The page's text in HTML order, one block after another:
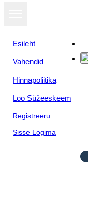
Esileht
Vahendid
Hinnapoliitika
Loo Süžeeskeem
Registreeru
Sisse Logima